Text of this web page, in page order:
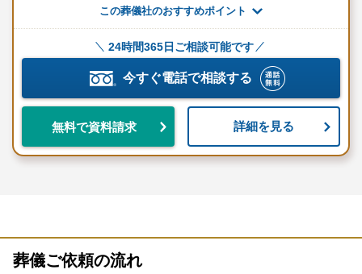
この葬儀社のおすすめポイント
24時間365日ご相談可能です
今すぐ電話で相談する
無料で資料請求 詳細を見る
葬儀ご依頼の流れ